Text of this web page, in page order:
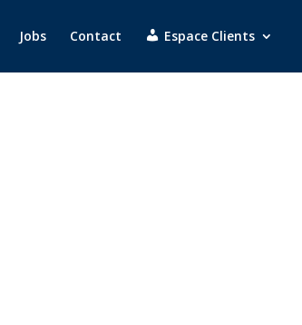
Jobs Contact Espace Clients